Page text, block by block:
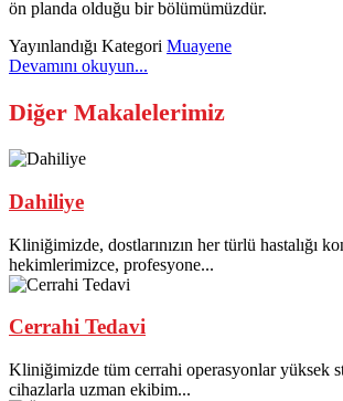
ön planda olduğu bir bölümümüzdür.
Yayınlandığı Kategori Muayene
Devamını okuyun...
Diğer Makalelerimiz
Dahiliye
Kliniğimizde, dostlarınızın her türlü hastalığı
hekimlerimizce, profesyone...
Cerrahi Tedavi
Kliniğimizde tüm cerrahi operasyonlar yüksek
cihazlarla uzman ekibim...